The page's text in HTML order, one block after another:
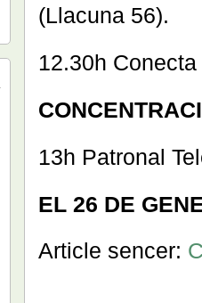
(Llacuna 56).
12.30h
13h Patronal
EL 26 DE
Article sencer: